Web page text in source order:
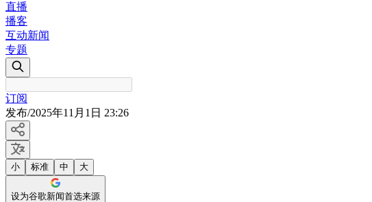
直播
播客
互动新闻
专题
订阅
发布/2025年11月1日 23:26
小 标准 中 大
设为谷歌新闻首选来源